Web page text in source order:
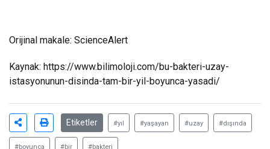
Orijinal makale: ScienceAlert
Kaynak: https://www.bilimoloji.com/bu-bakteri-uzay-
istasyonunun-disinda-tam-bir-yil-boyunca-yasadi/
Etiketler #yıl #yaşayan #uzay #dışında
#boyunca #bir #bakteri